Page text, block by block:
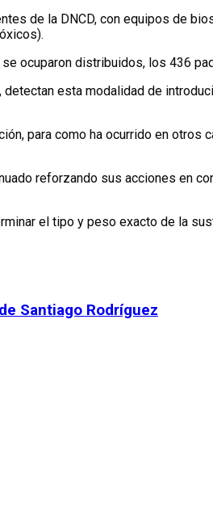
de la DNCD, con equipos de
ocuparon distribuidos, los 436
esta modalidad de
para como ha ocurrido en otros
reforzando sus acciones en
el tipo y peso exacto de la
Santiago Rodríguez